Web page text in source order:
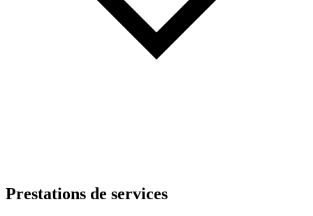
Prestations de services